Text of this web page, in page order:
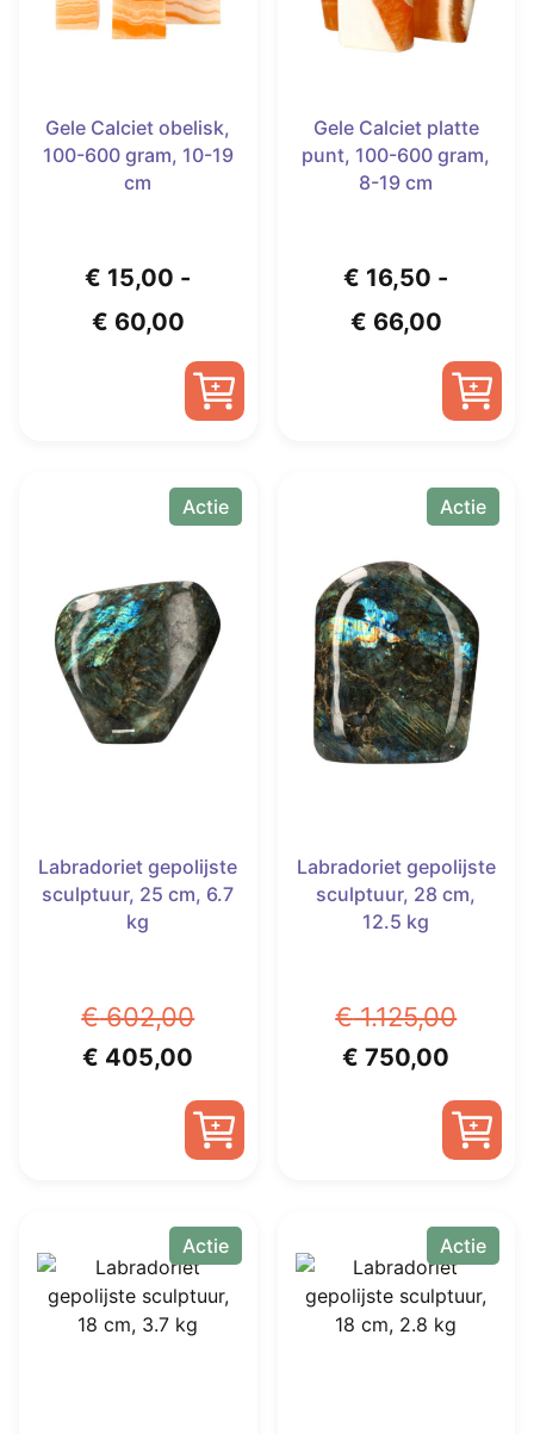
de
de
productpagina
Gele Calciet obelisk,
100-600 gram, 10-19
cm
€ 15,00 -
€ 60,00Prijsklasse:
€ 15,00
tot
product
heeft
Deze
optie
kan
gekozen
worden
op
Gele Calciet platte
punt, 100-600 gram,
8-19 cm
€ 16,50 -
€ 66,00
€ 16,50
tot
product
heeft
variaties.
Deze
optie
kan
gekozen
worden
op
de
Actie
Labradoriet gepolijste
sculptuur, 25 cm, 6.7
kg
€602,00
Oorspronkelijke
€ 405,00
prijs
is:
Actie
Labradoriet gepolijste
sculptuur, 28 cm,
12.5 kg
€1.125,00
Oorspronkelijke
€ 750,00
prijs
is:
Actie Actie